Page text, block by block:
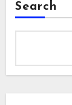
Search